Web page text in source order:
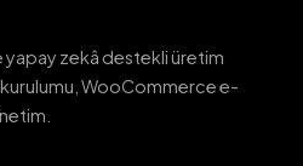
yapay zekâ destekli üretim
WooCommerce e-